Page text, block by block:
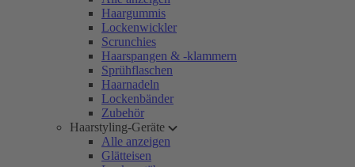
Haargummis
Lockenwickler
Scrunchies
Haarspangen & -klammern
Sprühflaschen
Haarnadeln
Lockenbänder
Zubehör
Haarstyling-Geräte
Alle anzeigen
Glätteisen